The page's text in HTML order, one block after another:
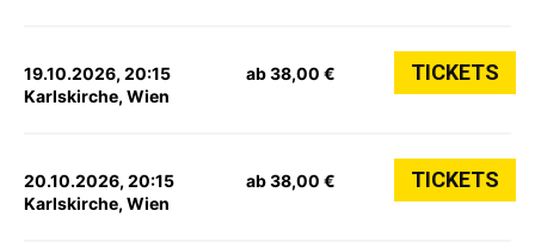
19.10.2026, 20:15
Karlskirche, Wien
ab 38,00 € TICKETS
20.10.2026, 20:15
Karlskirche, Wien
ab 38,00 € TICKETS